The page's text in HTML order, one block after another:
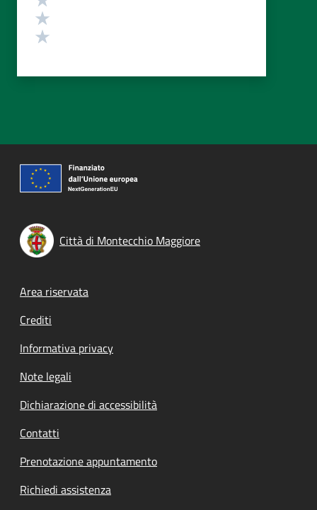
Città di Montecchio Maggiore
Footer menu
Area riservata
Crediti
Informativa privacy
Note legali
Dichiarazione di accessibilità
Contatti
Prenotazione appuntamento
Richiedi assistenza